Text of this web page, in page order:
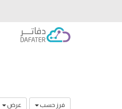
عرض فرز حسب